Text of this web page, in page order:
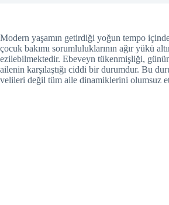
Modern yaşamın getirdiği yoğun tempo
çocuk bakımı sorumluluklarının ağır yükü
ezilebilmektedir. Ebeveyn tükenmişliği,
ailenin karşılaştığı ciddi bir durumdur. Bu
velileri değil tüm aile dinamiklerini olumsuz